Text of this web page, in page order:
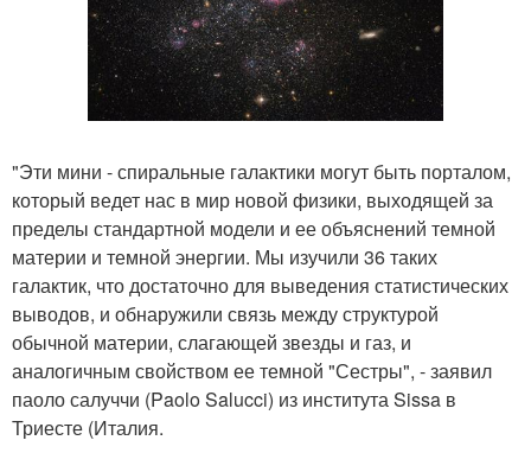
"Эти мини - спиральные галактики могут быть порталом,
который ведет нас в мир новой физики, выходящей за
пределы стандартной модели и ее объяснений темной
материи и темной энергии. Мы изучили 36 таких
галактик, что достаточно для выведения статистических
выводов, и обнаружили связь между структурой
обычной материи, слагающей звезды и газ, и
аналогичным свойством ее темной "Сестры", - заявил
паоло салуччи (Paolo Salucci) из института Sissa в
Триесте (Италия.